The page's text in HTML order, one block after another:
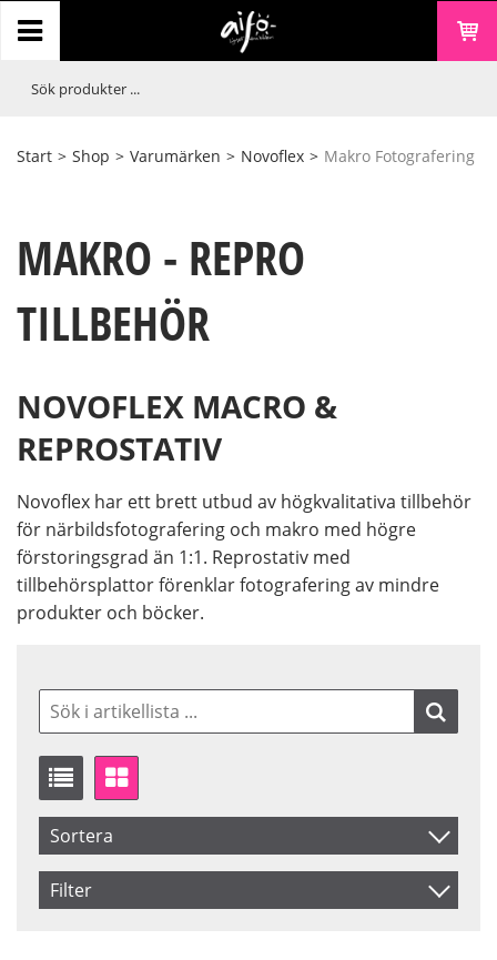
Start > Shop > Varumärken > Novoflex > Makro Fotografering
MAKRO - REPRO
TILLBEHÖR
NOVOFLEX MACRO &
REPROSTATIV
Novoflex har ett brett utbud av högkvalitativa tillbehör
för närbildsfotografering och makro med högre
förstoringsgrad än 1:1. Reprostativ med
tillbehörsplattor förenklar fotografering av mindre
produkter och böcker.
Sortera
Artikelkod
Filter